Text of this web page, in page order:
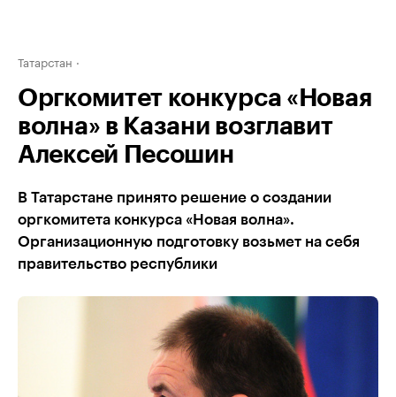
Татарстан
Оргкомитет конкурса «Новая
волна» в Казани возглавит
Алексей Песошин
В Татарстане принято решение о создании
оргкомитета конкурса «Новая волна».
Организационную подготовку возьмет на себя
правительство республики